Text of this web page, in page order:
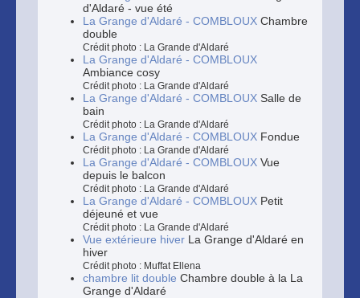
d'Aldaré - vue été
La Grange d'Aldaré - COMBLOUX Chambre
double
Crédit photo : La Grande d'Aldaré
La Grange d'Aldaré - COMBLOUX
Ambiance cosy
Crédit photo : La Grande d'Aldaré
La Grange d'Aldaré - COMBLOUX Salle de
bain
Crédit photo : La Grande d'Aldaré
La Grange d'Aldaré - COMBLOUX Fondue
Crédit photo : La Grande d'Aldaré
La Grange d'Aldaré - COMBLOUX Vue
depuis le balcon
Crédit photo : La Grande d'Aldaré
La Grange d'Aldaré - COMBLOUX Petit
déjeuné et vue
Crédit photo : La Grande d'Aldaré
Vue extérieure hiver La Grange d'Aldaré en
hiver
Crédit photo : Muffat Ellena
chambre lit double Chambre double à la La
Grange d'Aldaré